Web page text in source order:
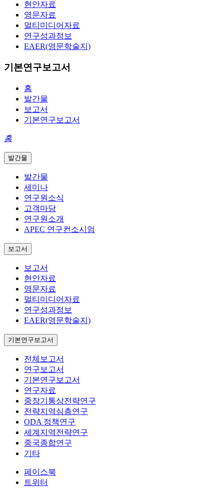
현안자료
영문자료
멀티미디어자료
연구성과정보
EAER(영문학술지)
기본연구보고서
홈
발간물
보고서
기본연구보고서
홈
발간물
발간물
세미나
연구원소식
고객마당
연구원소개
APEC 연구컨소시엄
보고서
보고서
현안자료
영문자료
멀티미디어자료
연구성과정보
EAER(영문학술지)
기본연구보고서
전체보고서
연구보고서
기본연구보고서
연구자료
중장기통상전략연구
전략지역심층연구
ODA 정책연구
세계지역전략연구
중국종합연구
기타
페이스북
트위터